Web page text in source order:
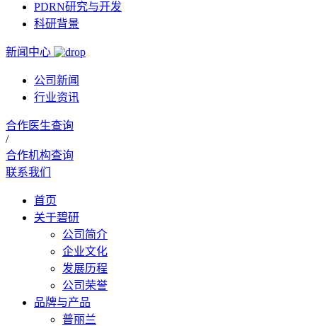
PDRN研究与开发
科研背景
新闻中心
公司新闻
行业资讯
合作医生查询
/
合作机构查询
联系我们
首页
关于碧研
公司简介
企业文化
发展历程
公司荣誉
品牌与产品
普丽兰